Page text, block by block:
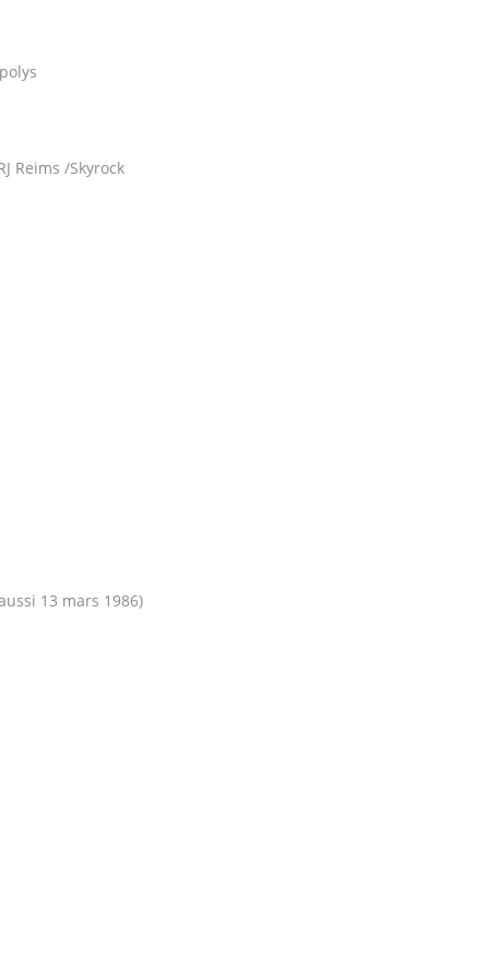
Reims /Skyrock
13 mars 1986)